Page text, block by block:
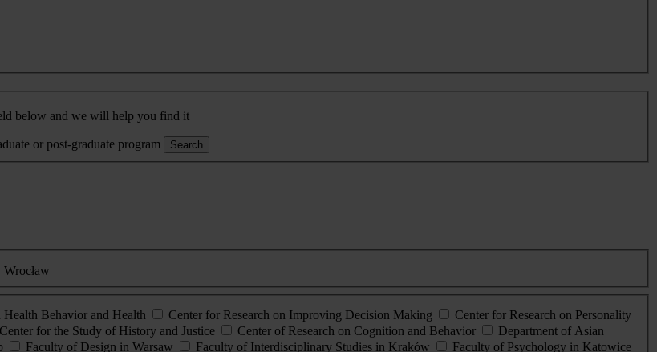
below and we will help you find it
or post-graduate program Search
Wrocław
Behavior and Health Center for Research on Improving Decision Making
Center for Research on Personality
Center for the Study of History and Justice Center of Research on Cognition and Behavior
Department of Asian
Faculty of Design in Warsaw Faculty of Interdisciplinary Studies in Kraków Faculty of Psychology in Katowice